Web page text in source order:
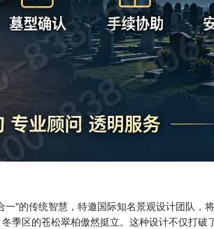
"的传统智慧，特邀国际知名景观设计团队
区的苍松翠柏傲然挺立。这种设计不仅打